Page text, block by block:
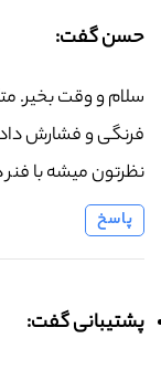
حسن گفت:
سلام و وقت بخیر.
فرنگی و فشارش
نظرتون میشه با فنر
پاسخ
پشتیبانی گفت: